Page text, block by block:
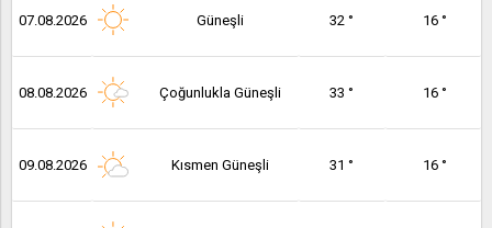
07.08.2026 Güneşli 32 ° 16 °
08.08.2026 Çoğunlukla Güneşli 33 ° 16 °
09.08.2026 Kısmen Güneşli 31 ° 16 °